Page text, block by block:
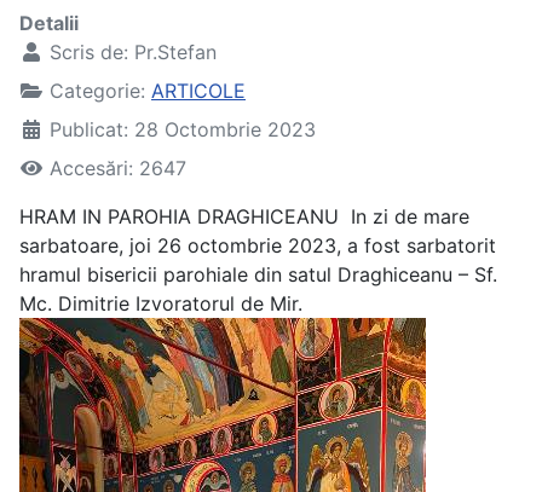
Detalii
Scris de: Pr.Stefan
Categorie: ARTICOLE
Publicat: 28 Octombrie 2023
Accesări: 2647
HRAM IN PAROHIA DRAGHICEANU In zi de mare
sarbatoare, joi 26 octombrie 2023, a fost sarbatorit
hramul bisericii parohiale din satul Draghiceanu – Sf.
Mc. Dimitrie Izvoratorul de Mir.